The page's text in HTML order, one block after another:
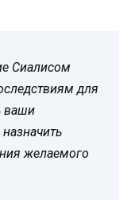
Сиалисом
для
ваши
желаемого